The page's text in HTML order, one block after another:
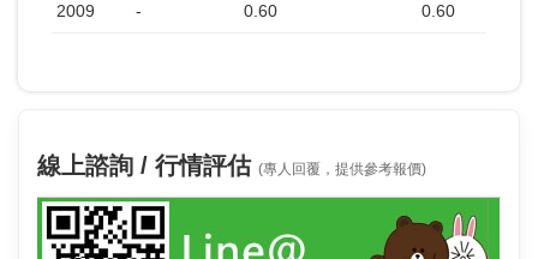
2009 - 0.60 0.60
線上諮詢 / 行情評估 (專人回覆，提供參考報價)